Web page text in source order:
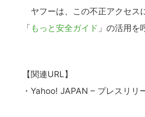
ヤフーは、この不正アクセス
「 もっと安全ガイド 」の活用を
【関連URL】
・Yahoo! JAPAN – プレスリリ